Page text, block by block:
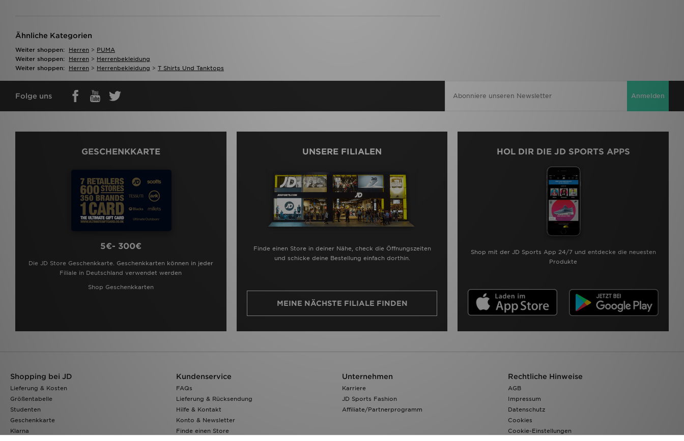
Ähnliche Kategorien
Weiter shoppen: Herren > PUMA
Weiter shoppen:
Herren > Herrenbekleidung
Weiter shoppen:
Herren > Herrenbekleidung > T Shirts Und Tanktops
Folge uns Anmelden
GESCHENKKARTE
5€- 300€
Die JD Store Geschenkkarte. Geschenkkarten können in jeder
Filiale in Deutschland verwendet werden
Shop Geschenkkarten
UNSERE FILIALEN
Finde einen Store in deiner Nähe, check die Öffnungszeiten
und schicke deine Bestellung einfach dorthin.
MEINE NÄCHSTE FILIALE FINDEN
HOL DIR DIE JD SPORTS APPS
Shop mit der JD Sports App 24/7 und entdecke die neuesten
Produkte
Shopping bei JD
Lieferung & Kosten
Größentabelle
Studenten
Geschenkkarte
Klarna
Kundenservice
FAQs
Lieferung & Rücksendung
Hilfe & Kontakt
Konto & Newsletter
Finde einen Store
Unternehmen
Karriere
JD Sports Fashion
Affiliate/Partnerprogramm
Rechtliche Hinweise
AGB
Impressum
Datenschutz
Cookies
Cookie-Einstellungen